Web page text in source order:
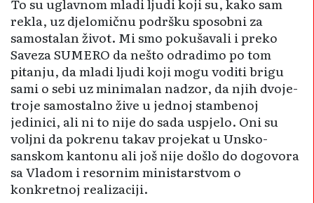
rekla, uz djelomičnu podršku sposobni za
samostalan život. Mi smo pokušavali i preko
Saveza SUMERO da nešto odra­dimo po tom
pitanju, da mladi ljudi koji mogu voditi brigu
sami o sebi uz minimalan nadzor, da njih dvoje-
troje samostalno žive u jednoj stambenoj
jedinici, ali ni to nije do sada uspjelo. Oni su
voljni da pokrenu takav projekat u Unsko-
sanskom kantonu ali još nije došlo do dogovora
sa Vladom i resornim ministarstvom o
konkretnoj realizaciji.